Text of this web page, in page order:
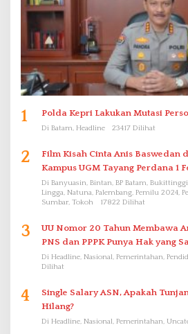
1 Polda Kepri Lakukan Mutasi
Di Batam, Headline 23417 Dilihat
2
Film Kisah Cinta Anis Baswedan
Kampus UGM Tayang Perdana 1
Di Banyuasin, Bintan, BP Batam,
Lingga, Natuna, Palembang, Pemilu 2024,
Sumbar, Tokoh
17822 Dilihat
3
UU Nomor 20 Tahun Membawa
PNS dan PPPK Punya Hak yang
Di Headline, Nasional, Pemerintahan,
Dilihat
4
Single Salary ASN, Apakah
Hilang?
Di Headline, Nasional, Pemerintahan,